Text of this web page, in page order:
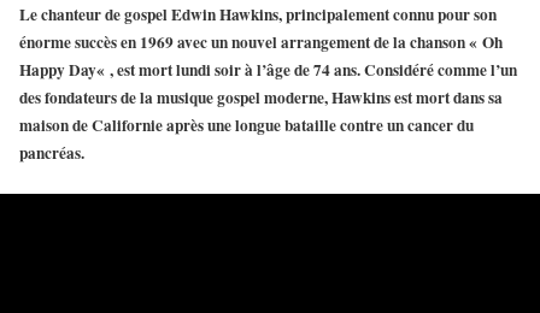
Le chanteur de gospelEdwin Hawkins, principalement connu pour son
énorme succès en 1969 avec un nouvel arrangement de la chanson « Oh
Happy Day« , est mort lundi soir à l’âge de 74 ans. Considéré comme l’un
des fondateurs de la musique gospel moderne,Hawkinsest mort dans sa
maison de Californie après une longue bataille contre uncancer du
pancréas.